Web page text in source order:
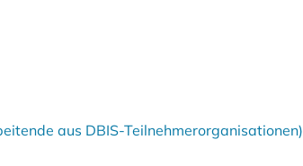
aus DBIS-Teilnehmerorganisationen)